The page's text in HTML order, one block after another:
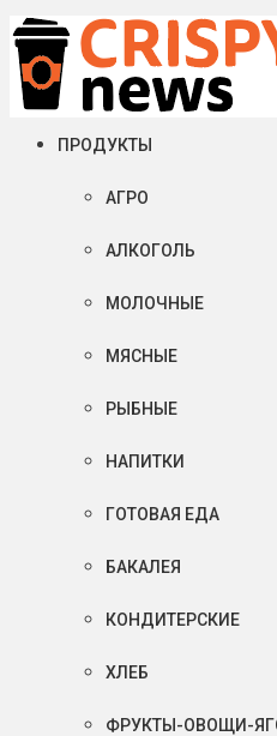
Четверг, 06 августа, 2026
Crispy News/Криспи Ньюс
События и тенденции рынка
ПРОДУКТЫ
АГРО
АЛКОГОЛЬ
МОЛОЧНЫЕ
МЯСНЫЕ
РЫБНЫЕ
НАПИТКИ
ГОТОВАЯ ЕДА
БАКАЛЕЯ
КОНДИТЕРСКИЕ
ХЛЕБ
ФРУКТЫ-ОВОЩИ-